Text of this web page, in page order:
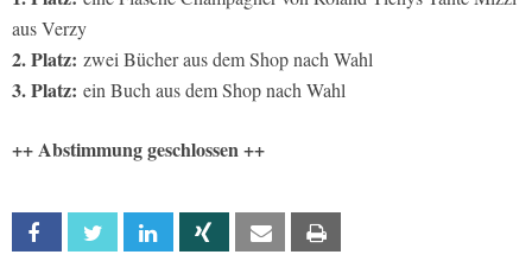
aus Verzy
2. Platz: zwei Bücher aus dem Shop nach Wahl
3. Platz: ein Buch aus dem Shop nach Wahl
++ Abstimmung geschlossen ++
Facebook Twitter Linkedin Xing Email